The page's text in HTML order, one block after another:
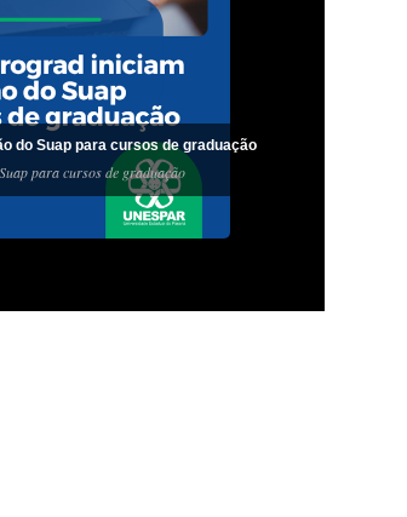
do Suap para cursos de graduação
para cursos de graduação